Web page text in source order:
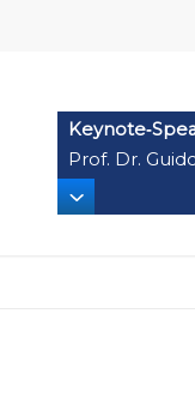
Prof. Dr.